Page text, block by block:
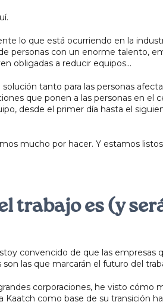
lo que está ocurriendo en la
personas con un enorme talento,
obligadas a reducir equipos...
tanto para las personas
que ponen a las personas en el
desde el primer día hasta el
mucho por hacer. Y estamos
trabajo es (y
convencido de que las empresas
son las que marcarán el futuro del
corporaciones, he visto cómo
Kaatch como base de su transición